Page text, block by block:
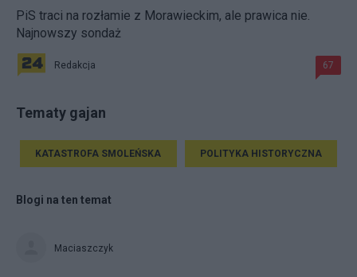
PiS traci na rozłamie z Morawieckim, ale prawica nie.
Najnowszy sondaż
Redakcja 67
Tematy gajan
KATASTROFA SMOLEŃSKA POLITYKA HISTORYCZNA
Blogi na ten temat
Maciaszczyk